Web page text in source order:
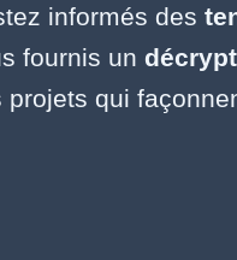
informés des
fournis un
projets qui